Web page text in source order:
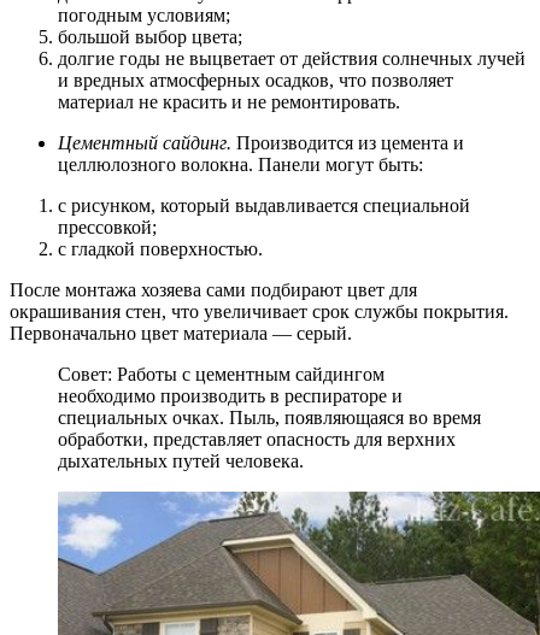
погодным условиям;
большой выбор цвета;
долгие годы не выцветает от действия солнечных лучей
и вредных атмосферных осадков, что позволяет
материал не красить и не ремонтировать.
Цементный сайдинг. Производится из цемента и
целлюлозного волокна. Панели могут быть:
с рисунком, который выдавливается специальной
прессовкой;
с гладкой поверхностью.
После монтажа хозяева сами подбирают цвет для
окрашивания стен, что увеличивает срок службы покрытия.
Первоначально цвет материала — серый.
Совет: Работы с цементным сайдингом
необходимо производить в респираторе и
специальных очках. Пыль, появляющаяся во время
обработки, представляет опасность для верхних
дыхательных путей человека.